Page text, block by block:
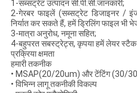
1-सब्सट्रेट उत्पादन सी.पी.सी.जानकारी;
2-गेरबर फाइलें (सब्सट्रेट डिजाइनर /
निर्यात कर सकते हैं, हमें ड्रिलिंग फाइल भी
3-मात्रा अनुरोध, नमूना सहित;
4-बहुपरत सबस्ट्रेट्स, कृपया हमें लेयर स्टैक-
प्रक्रिया क्षमता
हमारी तकनीक
• MSAP(20/20um) और टेंटिंग (30/
• विभिन्न लागू तकनीकी विकल्प